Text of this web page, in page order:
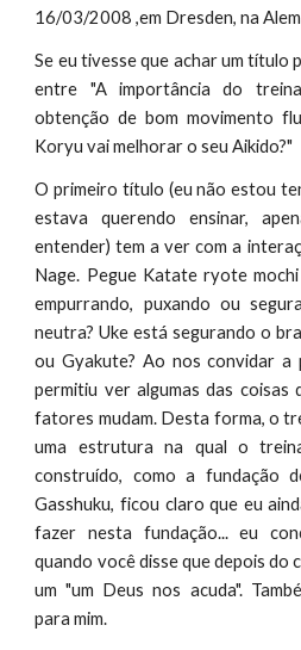
16/03/2008 ,em Dresden, na
Se eu tivesse que achar um título
entre "A importância do
obtenção de bom movimento
Koryu vai melhorar o seu Aikido?"
O primeiro título (eu não estou
estava querendo ensinar,
entender) tem a ver com a
Nage. Pegue Katate ryote
empurrando, puxando ou
neutra? Uke está segurando o
ou Gyakute? Ao nos convidar a
permitiu ver algumas das coisas
fatores mudam. Desta forma, o
uma estrutura na qual o
construído, como a fundação
Gasshuku, ficou claro que eu
fazer nesta fundação... eu
quando você disse que depois do
um "um Deus nos acuda".
para mim.